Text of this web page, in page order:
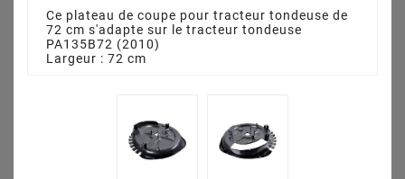
Ce plateau de coupe pour tracteur tondeuse de
72 cm s'adapte sur le tracteur tondeuse
PA135B72 (2010)
Largeur : 72 cm